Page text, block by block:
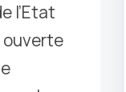
l’Etat
ouverte